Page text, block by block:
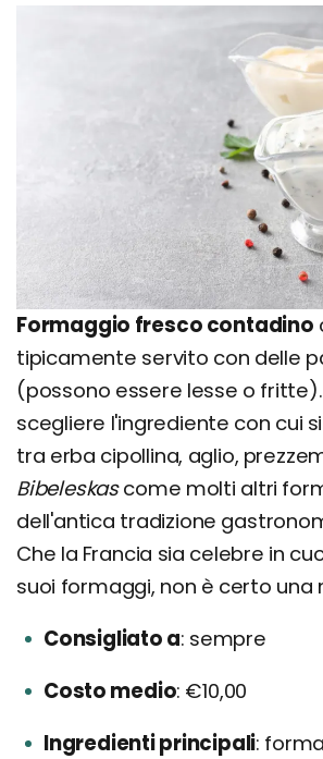
Formaggio fresco contadino
tipicamente servito con delle
(possono essere lesse o fritte).
scegliere l'ingrediente con cui
tra erba cipollina, aglio,
Bibeleskascome molti altri
dell'antica tradizione
Che la Francia sia celebre in
suoi formaggi, non è certo una
Consigliato a sempre
Costo medio €10,00
Ingredienti principali